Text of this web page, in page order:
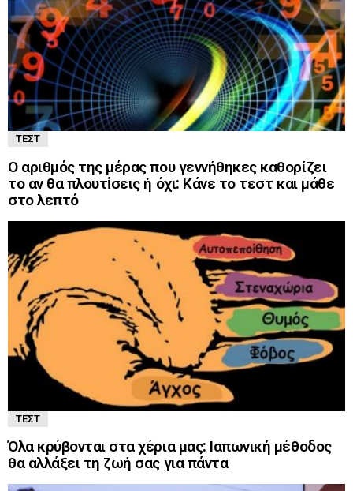
ΤΕΣΤ
Ο αριθμός της μέρας που γεννήθηκες καθορίζει
το αν θα πλουτiσεις ή όχι: Κάνε το τεστ και μάθε
στο λεπτό
ΤΕΣΤ
Όλα κρύβονται στα χέρια μας: Ιαπωνική μέθοδος
θα αλλάξει τη ζωή σας για πάντα